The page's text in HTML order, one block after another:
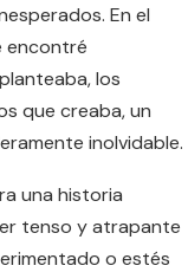
En el
encontré
los
que creaba, un
inolvidable.
una historia
tenso y atrapante
o estés